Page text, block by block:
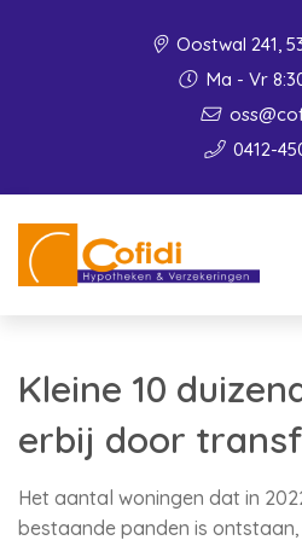
Oostwal 241,
Ma - Vr
0412-
Kleine 10
erbij door
Het aantal woningen dat in
bestaande panden is